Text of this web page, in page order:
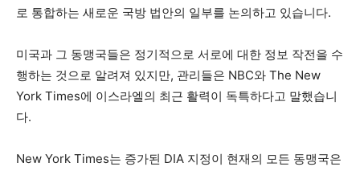
로 통합하는 새로운 국방 법안의 일부를 논의하고 있습니다.
미국과 그 동맹국들은 정기적으로 서로에 대한 정보 작전을 수
행하는 것으로 알려져 있지만, 관리들은 NBC와 The New
York Times에 이스라엘의 최근 활력이 독특하다고 말했습니
다.
New York Times는 증가된 DIA 지정이 현재의 모든 동맹국은